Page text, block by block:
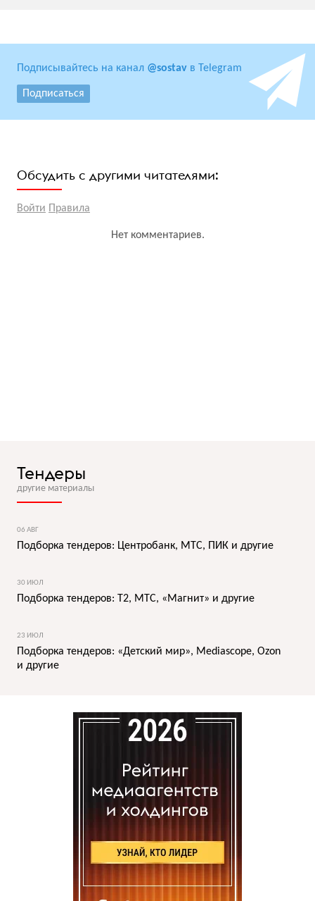
Подписывайтесь на канал @sostav в Telegram
Подписаться
Обсудить с другими читателями:
Войти Правила
Нет комментариев.
Тендеры
другие материалы
06 АВГ
Подборка тендеров: Центробанк, МТС, ПИК и другие
30 ИЮЛ
Подборка тендеров: T2, МТС, «Магнит» и другие
23 ИЮЛ
Подборка тендеров: «Детский мир», Mediascope, Ozon
и другие